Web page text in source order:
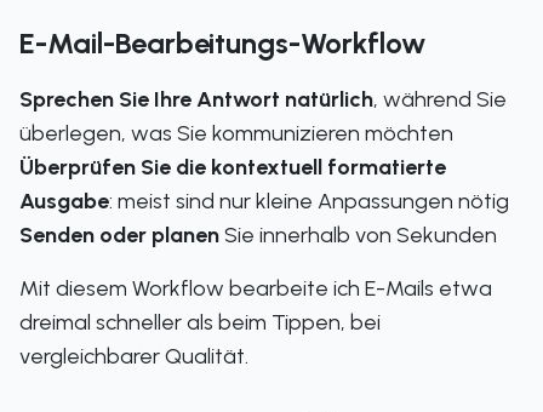
E-Mail-Bearbeitungs-Workflow
Sprechen Sie Ihre Antwort natürlich, während Sie
überlegen, was Sie kommunizieren möchten
Überprüfen Sie die kontextuell formatierte
Ausgabe: meist sind nur kleine Anpassungen nötig
Senden oder planenSie innerhalb von Sekunden
Mit diesem Workflow bearbeite ich E-Mails etwa
dreimal schneller als beim Tippen, bei
vergleichbarer Qualität.